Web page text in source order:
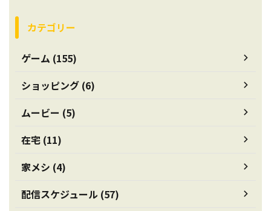
カテゴリー
ゲーム (155)
ショッピング (6)
ムービー (5)
在宅 (11)
家メシ (4)
配信スケジュール (57)